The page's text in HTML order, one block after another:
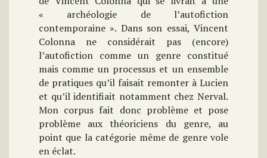
« archéologie de l’autofiction
contemporaine ». Dans son essai, Vincent
Colonna ne considérait pas (encore)
l’autofiction comme un genre constitué
mais comme un processus et un ensemble
de pratiques qu’il faisait remonter à Lucien
et qu’il identifiait notamment chez Nerval.
Mon corpus fait donc problème et pose
problème aux théoriciens du genre, au
point que la catégorie même de genre vole
en éclat.